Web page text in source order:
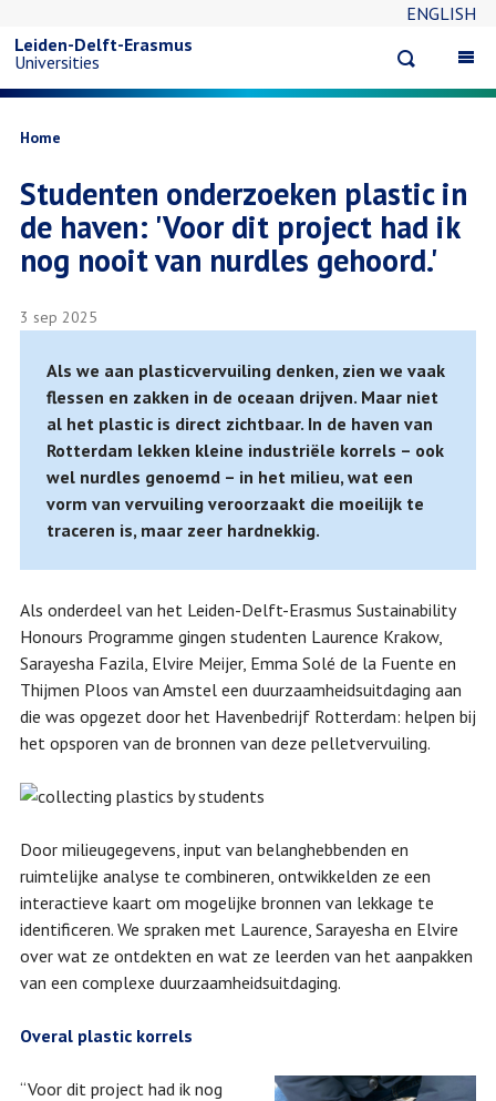
naar
inhoud
ENGLISH
search
Leiden-Delft-Erasmus
Universities
Kruimelpad
Home
Studenten onderzoeken plastic in
de haven: 'Voor dit project had ik
nog nooit van nurdles gehoord.'
3 sep 2025
Als we aan plasticvervuiling denken, zien we vaak
flessen en zakken in de oceaan drijven. Maar niet
al het plastic is direct zichtbaar. In de haven van
Rotterdam lekken kleine industriële korrels – ook
wel nurdles genoemd – in het milieu, wat een
vorm van vervuiling veroorzaakt die moeilijk te
traceren is, maar zeer hardnekkig.
Als onderdeel van het Leiden-Delft-Erasmus Sustainability
Honours Programme gingen studenten Laurence Krakow,
Sarayesha Fazila, Elvire Meijer, Emma Solé de la Fuente en
Thijmen Ploos van Amstel een duurzaamheidsuitdaging aan
die was opgezet door het Havenbedrijf Rotterdam: helpen bij
het opsporen van de bronnen van deze pelletvervuiling.
Door milieugegevens, input van belanghebbenden en
ruimtelijke analyse te combineren, ontwikkelden ze een
interactieve kaart om mogelijke bronnen van lekkage te
identificeren. We spraken met Laurence, Sarayesha en Elvire
over wat ze ontdekten en wat ze leerden van het aanpakken
van een complexe duurzaamheidsuitdaging.
Overal plastic korrels
“Voor dit project had ik nog